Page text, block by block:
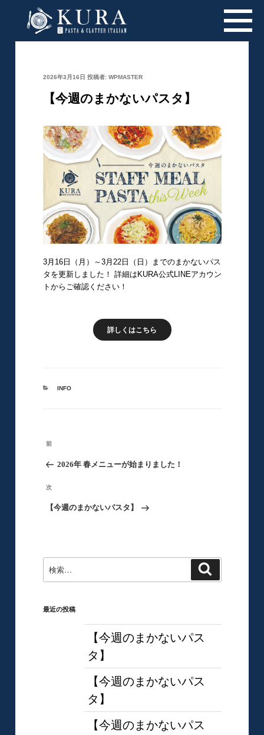
投
2026年3月16日 投稿者: WPMASTER
【今週のまかないパスタ】
3月16日（月）～3月22日（日）までのまかないパス
タを更新しました！ 詳細はKURA公式LINEアカウン
トからご確認ください！
詳しくはこちら
カINFO
投
ナ
ビ
ー
前
の
投
稿
前
2026年 春メニューが始まりました！
次
の
次
【今週のまかないパスタ】
索:
最近の投稿
【今週のまかないパス
タ】
【今週のまかないパス
タ】
【今週のまかないパス